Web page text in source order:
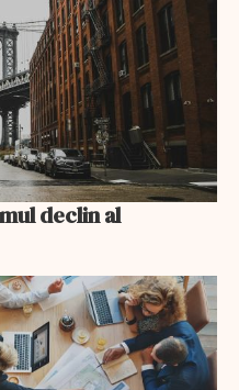
declin al